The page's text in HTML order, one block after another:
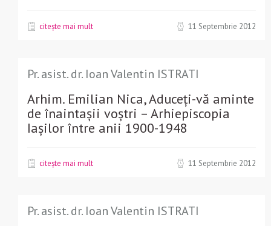
citește mai mult 11 Septembrie 2012
Pr. asist. dr. Ioan Valentin ISTRATI
Arhim. Emilian Nica, Aduceți-vă aminte
de înaintașii voștri – Arhiepiscopia
Iașilor între anii 1900-1948
citește mai mult 11 Septembrie 2012
Pr. asist. dr. Ioan Valentin ISTRATI